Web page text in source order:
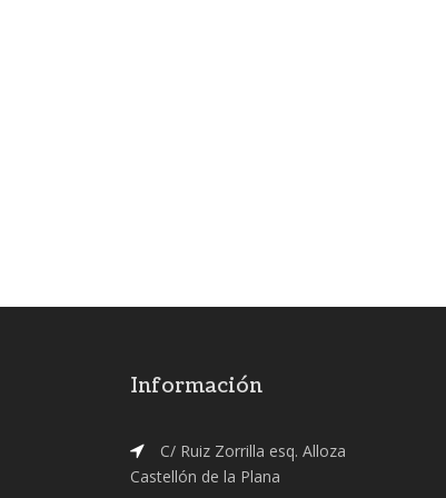
Información
C/ Ruiz Zorrilla esq. Alloza
Castellón de la Plana